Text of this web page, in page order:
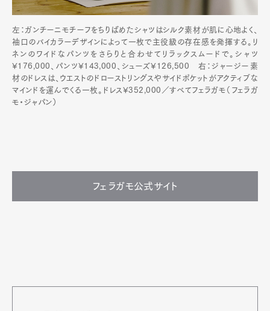
左：ガンチーニモチーフをちりばめたシャツはシルク素材が肌に心地よく、
袖口のバイカラーデザインによって一枚で主役級の存在感を発揮する。リ
ネンのワイドなパンツをさらりと合わせてリラックスムードで。シャツ
¥176,000、パンツ¥143,000、シューズ¥126,500 右：ジャージー素
材のドレスは、ウエストのドローストリングスやサイドポケットがアクティブな
マインドを運んでくる一枚。ドレス¥352,000／すべてフェラガモ（フェラガ
モ・ジャパン）
フェラガモ公式サイト